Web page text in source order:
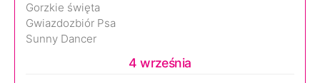
Gorzkie święta
Gwiazdozbiór Psa
Sunny Dancer
4 września